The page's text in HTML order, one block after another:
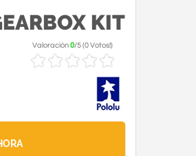
KIT
Valoración0/5(0 Votos!)